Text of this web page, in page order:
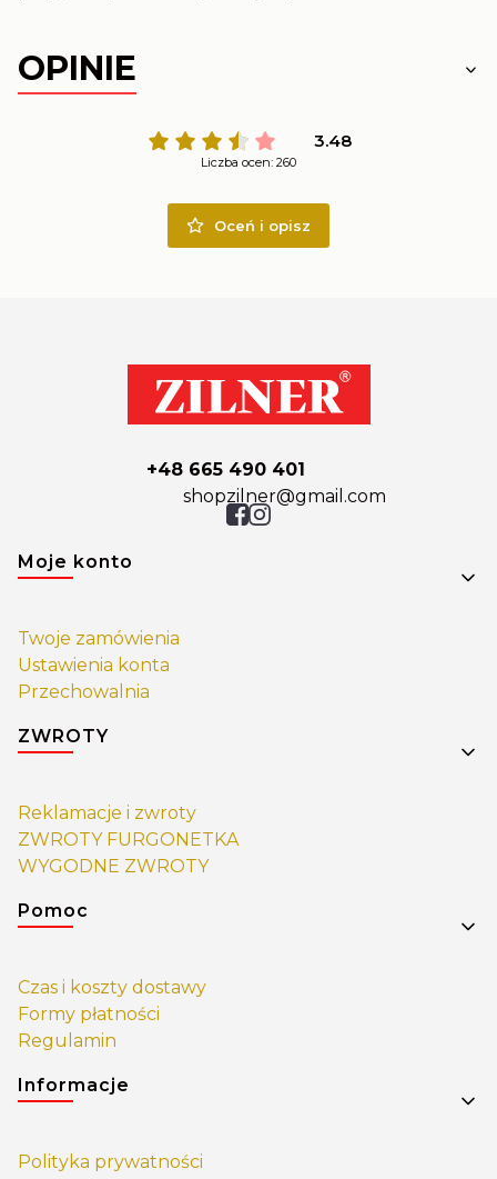
OPINIE
3.48
Liczba ocen: 260
Oceń i opisz
+48 665 490 401
shopzilner@gmail.com
Linki w stopce
Moje konto
Twoje zamówienia
Ustawienia konta
Przechowalnia
ZWROTY
Reklamacje i zwroty
ZWROTY FURGONETKA
WYGODNE ZWROTY
Pomoc
Czas i koszty dostawy
Formy płatności
Regulamin
Informacje
Polityka prywatności